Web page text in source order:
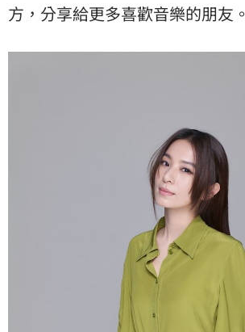
方， 分享給更多喜歡音樂的朋友。